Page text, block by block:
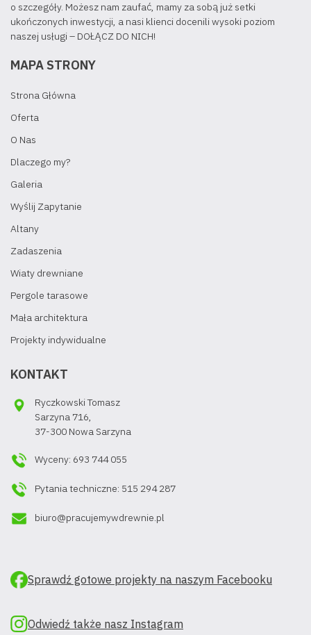
o szczegóły. Możesz nam zaufać, mamy za sobą już setki
ukończonych inwestycji, a nasi klienci docenili wysoki poziom
naszej usługi – DOŁĄCZ DO NICH!
MAPA STRONY
Strona Główna
Oferta
O Nas
Dlaczego my?
Galeria
Wyślij Zapytanie
Altany
Zadaszenia
Wiaty drewniane
Pergole tarasowe
Mała architektura
Projekty indywidualne
KONTAKT
Ryczkowski Tomasz
Sarzyna 716,
37-300 Nowa Sarzyna
Wyceny: 693 744 055
Pytania techniczne: 515 294 287
biuro@pracujemywdrewnie.pl
Sprawdź gotowe projekty na naszym Facebooku
Odwiedź także nasz Instagram